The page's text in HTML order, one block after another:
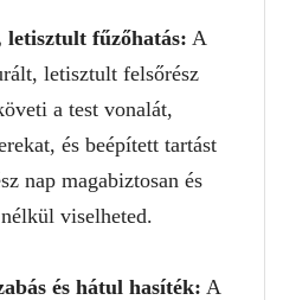
letisztult fűzőhatás: A
letisztult felsőrész
a test vonalát,
és beépített tartást
nap magabiztosan és
viselheted.
és hátul hasíték: A